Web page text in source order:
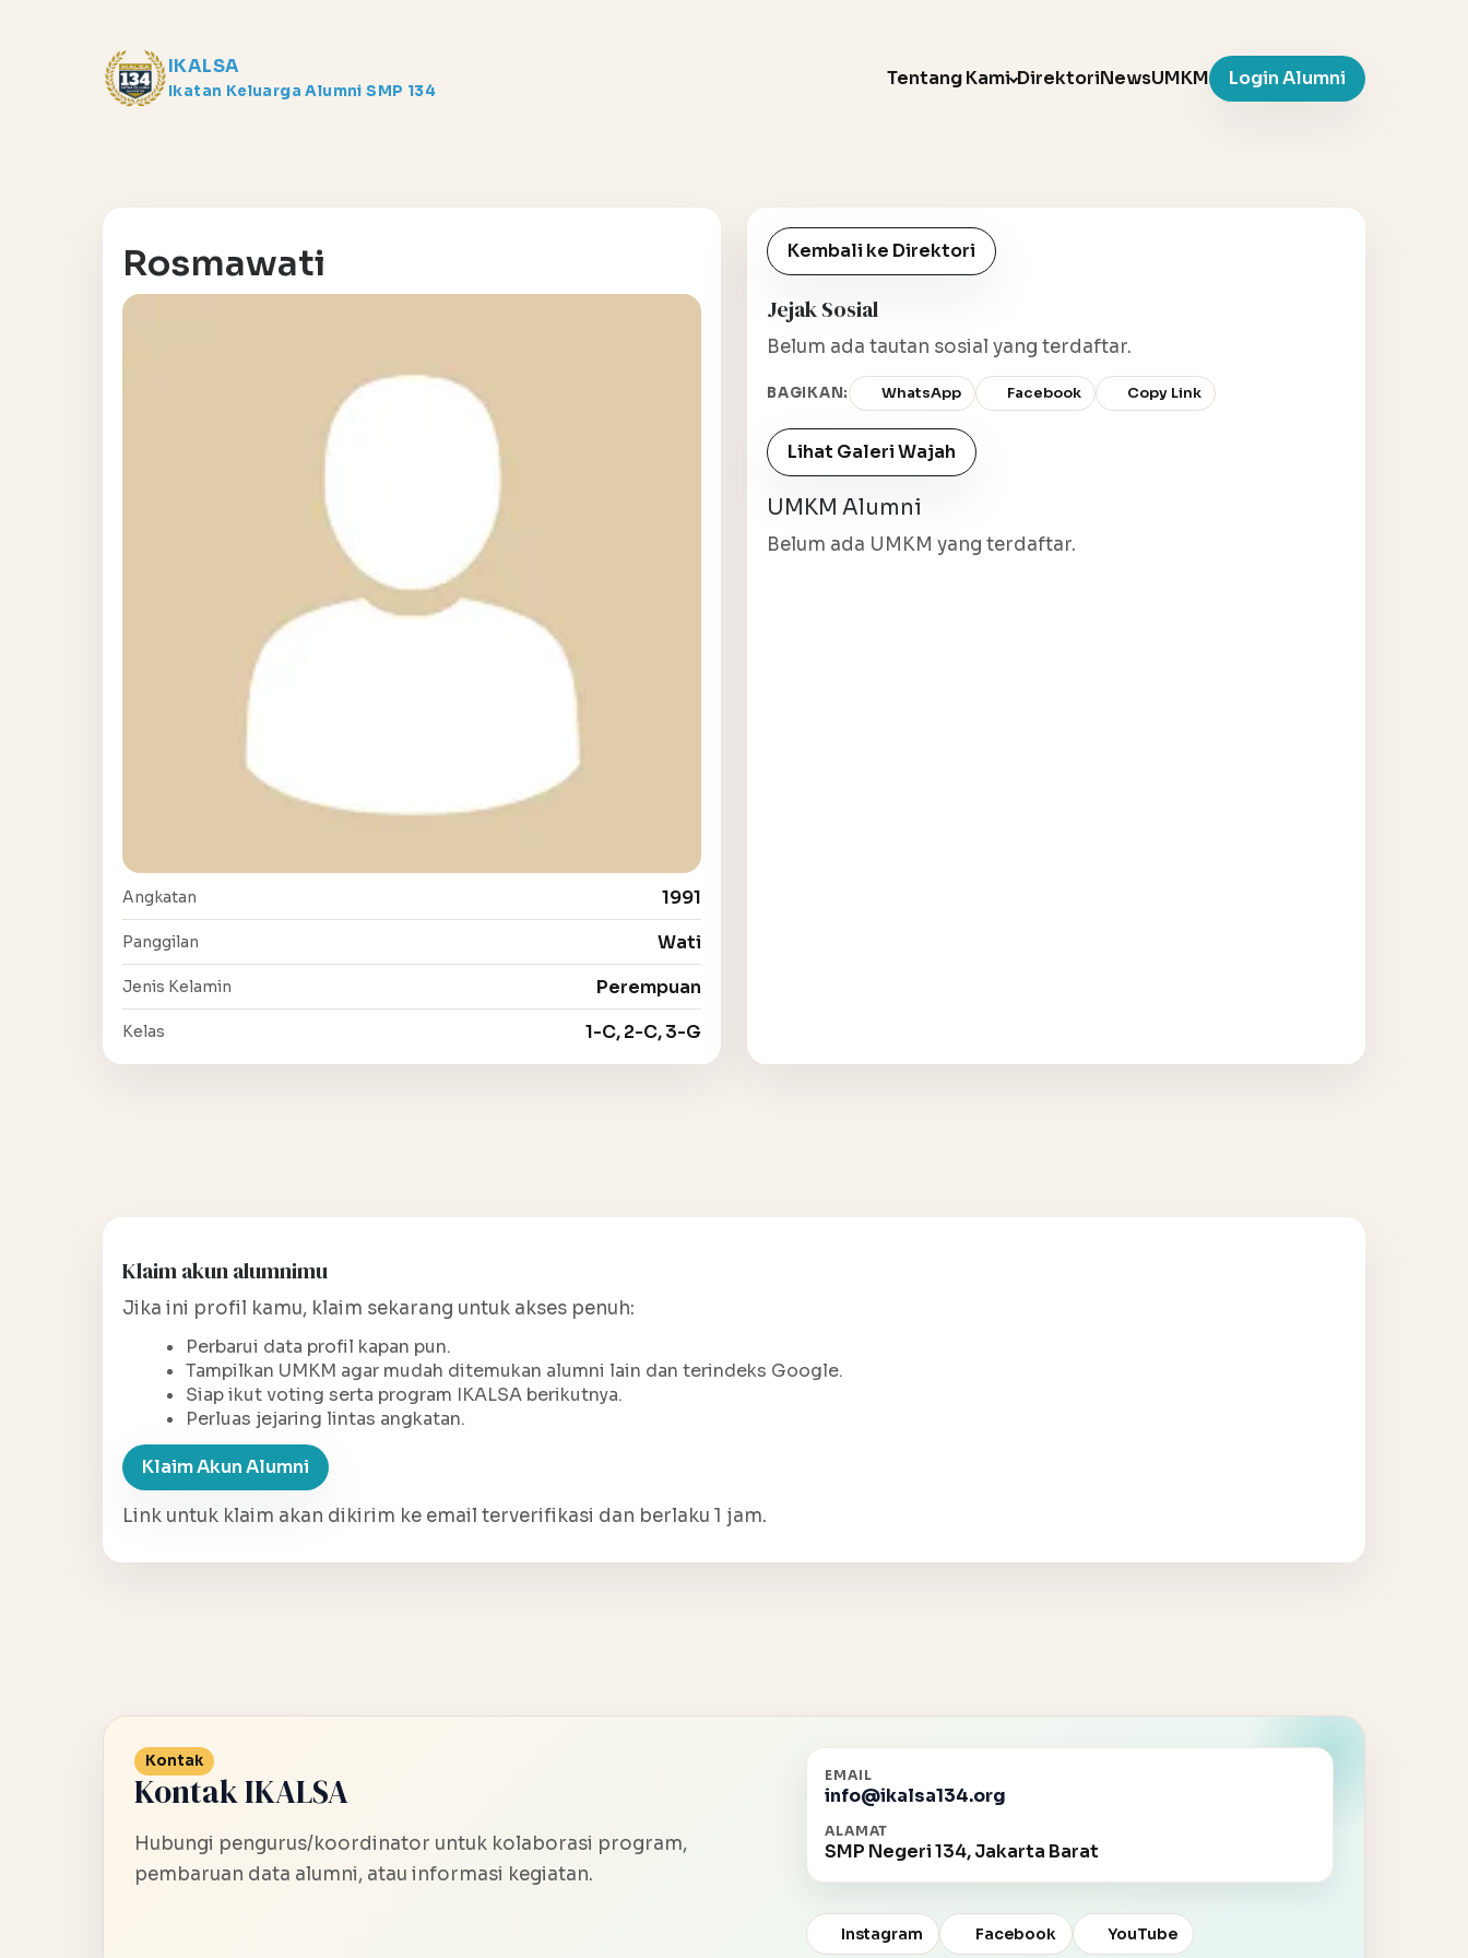
IKALSA
Ikatan Keluarga Alumni SMP 134
Tentang Kami DirektoriNewsUMKM Login Alumni
Rosmawati
Angkatan 1991
Panggilan Wati
Jenis Kelamin Perempuan
Kelas 1-C, 2-C, 3-G
Kembali ke Direktori
Jejak Sosial
Belum ada tautan sosial yang terdaftar.
BAGIKAN: WhatsApp Facebook Copy Link
Lihat Galeri Wajah
UMKM Alumni
Belum ada UMKM yang terdaftar.
Klaim akun alumnimu
Jika ini profil kamu, klaim sekarang untuk akses penuh:
Perbarui data profil kapan pun.
Tampilkan UMKM agar mudah ditemukan alumni lain dan terindeks Google.
Siap ikut voting serta program IKALSA berikutnya.
Perluas jejaring lintas angkatan.
Klaim Akun Alumni
Link untuk klaim akan dikirim ke email terverifikasi dan berlaku 1 jam.
Kontak
Kontak IKALSA
Hubungi pengurus/koordinator untuk kolaborasi program,
pembaruan data alumni, atau informasi kegiatan.
EMAIL
info@ikalsa134.org
ALAMAT
SMP Negeri 134, Jakarta Barat
Instagram Facebook YouTube